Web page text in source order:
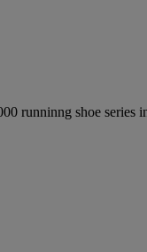
runninng shoe series